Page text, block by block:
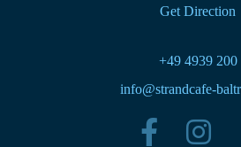
Get Direction
+49 4939 200
info@strandcafe-